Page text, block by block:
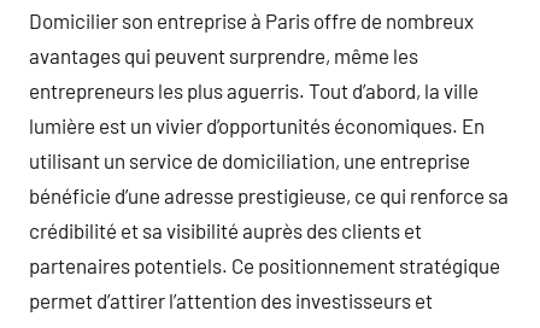
Domicilier son entreprise à Paris offre de nombreux
avantages qui peuvent surprendre, même les
entrepreneurs les plus aguerris. Tout d’abord, la ville
lumière est un vivier d’opportunités économiques. En
utilisant un service de domiciliation, une entreprise
bénéficie d’une adresse prestigieuse, ce qui renforce sa
crédibilité et sa visibilité auprès des clients et
partenaires potentiels. Ce positionnement stratégique
permet d’attirer l’attention des investisseurs et